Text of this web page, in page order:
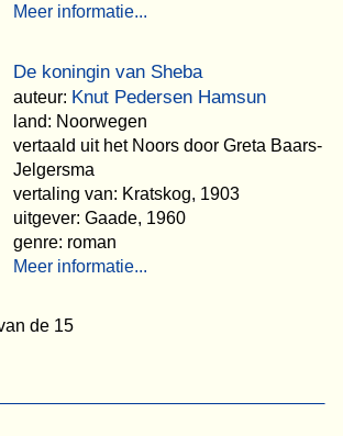
Meer informatie...
De koningin van Sheba
auteur: Knut Pedersen Hamsun
land: Noorwegen
vertaald uit het Noors door Greta Baars-
Jelgersma
vertaling van: Kratskog, 1903
uitgever: Gaade, 1960
genre: roman
Meer informatie...
de 15